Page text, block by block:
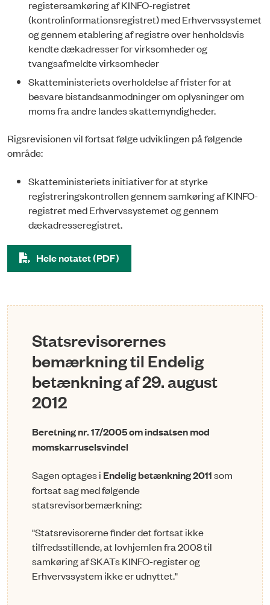
registersamkøring af KINFO-registret
(kontrolinformationsregistret) med Erhvervssystemet
og gennem etablering af registre over henholdsvis
kendte dækadresser for virksomheder og
tvangsafmeldte virksomheder
Skatteministeriets overholdelse af frister for at
besvare bistandsanmodninger om oplysninger om
moms fra andre landes skattemyndigheder.
Rigsrevisionen vil fortsat følge udviklingen på følgende
område:
Skatteministeriets initiativer for at styrke
registreringskontrollen gennem samkøring af KINFO-
registret med Erhvervssystemet og gennem
dækadresseregistret.
Hele notatet (PDF)
Statsrevisorernes
bemærkning til Endelig
betænkning af 29. august
2012
Beretning nr. 17/2005 om indsatsen mod
momskarruselsvindel
Sagen optages i Endelig betænkning 2011som
fortsat sag med følgende
statsrevisorbemærkning:
"Statsrevisorerne finder det fortsat ikke
tilfredsstillende, at lovhjemlen fra 2008 til
samkøring af SKATs KINFO-register og
Erhvervssystem ikke er udnyttet."